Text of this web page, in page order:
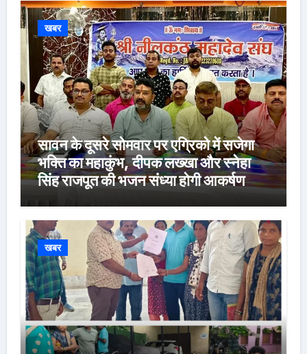
खबर
सावन के दूसरे सोमवार पर एग्रिको में सजेगा
भक्ति का महाकुंभ, दीपक लख्खा और स्नेहा
सिंह राजपूत की भजन संध्या होगी आकर्षण
खबर